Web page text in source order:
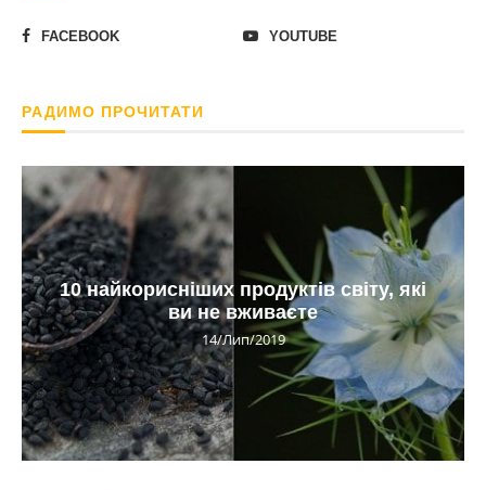
FACEBOOK YOUTUBE
РАДИМО ПРОЧИТАТИ
10 найкорисніших продуктів світу, які
ви не вживаєте
14/Лип/2019